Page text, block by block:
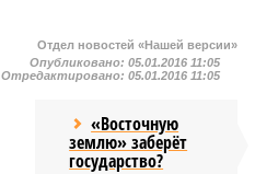
Отдел новостей «Нашей версии»
Опубликовано: 05.01.2016 11:05
Отредактировано: 05.01.2016 11:05
«Восточную
землю» заберёт
государство?